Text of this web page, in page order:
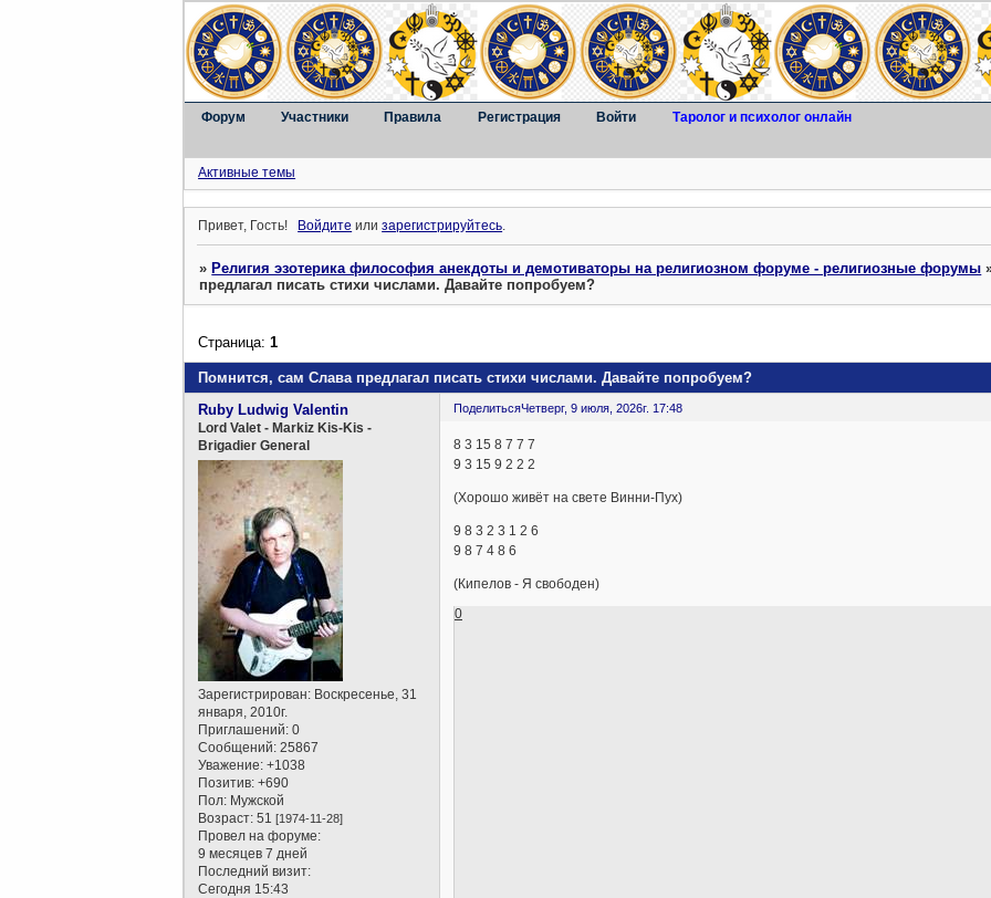
Форум Участники Правила Регистрация Войти Таролог и психолог онлайн
Активные темы
Привет, Гость! Войдите илизарегистрируйтесь.
»Религия эзотерика философия анекдоты и демотиваторы на религиозном форуме - религиозные форумы
предлагал писать стихи числами. Давайте попробуем?
Помнится, сам Слава предлагал писать стихи числами. Давайте попробуем?
Страница:1
ПоделитьсяЧетверг, 9 июля, 2026г. 17:48
Ruby Ludwig Valentin
Lord Valet - Markiz Kis-Kis -
Brigadier General
Зарегистрирован: Воскресенье, 31
января, 2010г.
Приглашений: 0
Сообщений: 25867
Уважение: +1038
Позитив: +690
Пол: Мужской
Возраст: 51[1974-11-28]
Провел на форуме:
9 месяцев 7 дней
Последний визит:
Сегодня 15:43
8 3 15 8 7 7 7
9 3 15 9 2 2 2
(Хорошо живёт на свете Винни-Пух)
9 8 3 2 3 1 2 6
9 8 7 4 8 6
(Кипелов - Я свободен)
0